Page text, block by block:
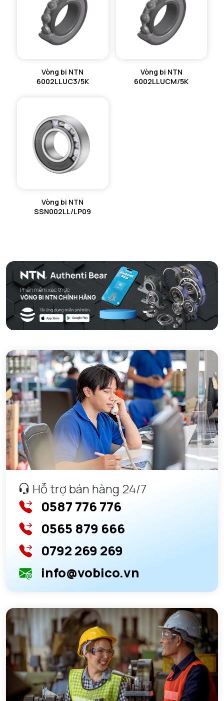
Vòng bi NTN
6002LLUC3/5K
Vòng bi NTN
6002LLUCM/5K
Vòng bi NTN
SSN002LL/LP09
Hỗ trợ bán hàng 24/7
0587 776 776
0565 879 666
0792 269 269
info@vobico.vn